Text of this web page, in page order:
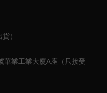
）
華業工業大廈A座（只接受